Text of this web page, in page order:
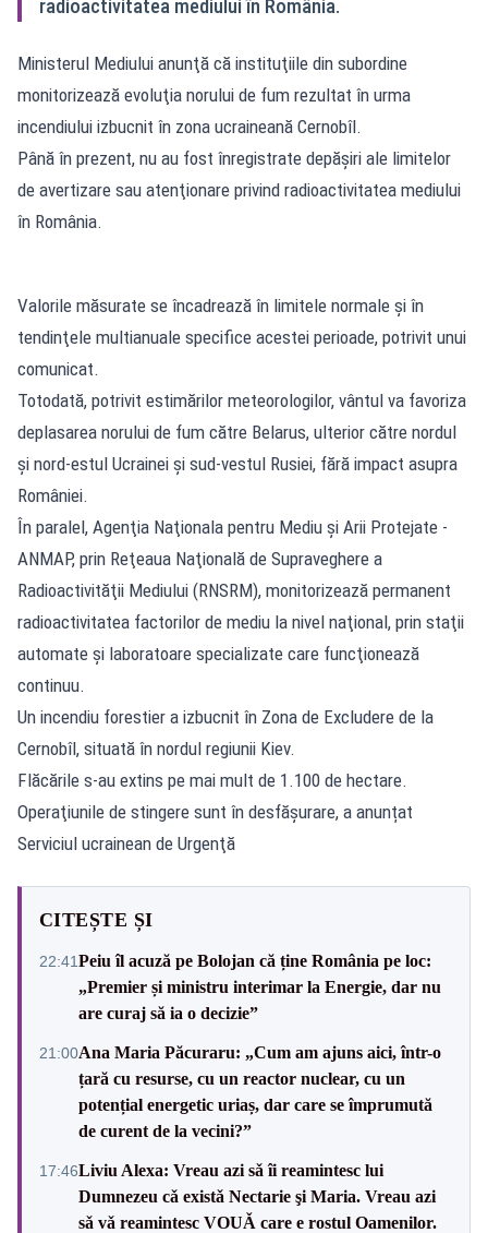
radioactivitatea mediului în România.
Ministerul Mediului anunţă că instituţiile din subordine
monitorizează evoluţia norului de fum rezultat în urma
incendiului izbucnit în zona ucraineană Cernobîl.
Până în prezent, nu au fost înregistrate depăşiri ale limitelor
de avertizare sau atenţionare privind radioactivitatea mediului
în România.
Valorile măsurate se încadrează în limitele normale şi în
tendinţele multianuale specifice acestei perioade, potrivit unui
comunicat.
Totodată, potrivit estimărilor meteorologilor, vântul va favoriza
deplasarea norului de fum către Belarus, ulterior către nordul
şi nord-estul Ucrainei şi sud-vestul Rusiei, fără impact asupra
României.
În paralel, Agenţia Naţionala pentru Mediu şi Arii Protejate -
ANMAP, prin Reţeaua Naţională de Supraveghere a
Radioactivităţii Mediului (RNSRM), monitorizează permanent
radioactivitatea factorilor de mediu la nivel naţional, prin staţii
automate şi laboratoare specializate care funcţionează
continuu.
Un incendiu forestier a izbucnit în Zona de Excludere de la
Cernobîl, situată în nordul regiunii Kiev.
Flăcările s-au extins pe mai mult de 1.100 de hectare.
Operaţiunile de stingere sunt în desfășurare, a anunțat
Serviciul ucrainean de Urgenţă
CITEȘTE ȘI
22:41Peiu îl acuză pe Bolojan că ține România pe loc:
„Premier și ministru interimar la Energie, dar nu
are curaj să ia o decizie”
21:00Ana Maria Păcuraru: „Cum am ajuns aici, într-o
țară cu resurse, cu un reactor nuclear, cu un
potențial energetic uriaș, dar care se împrumută
de curent de la vecini?”
17:46Liviu Alexa: Vreau azi sǎ îi reamintesc lui
Dumnezeu cǎ existǎ Nectarie şi Maria. Vreau azi
sǎ vǎ reamintesc VOUǍ care e rostul Oamenilor.